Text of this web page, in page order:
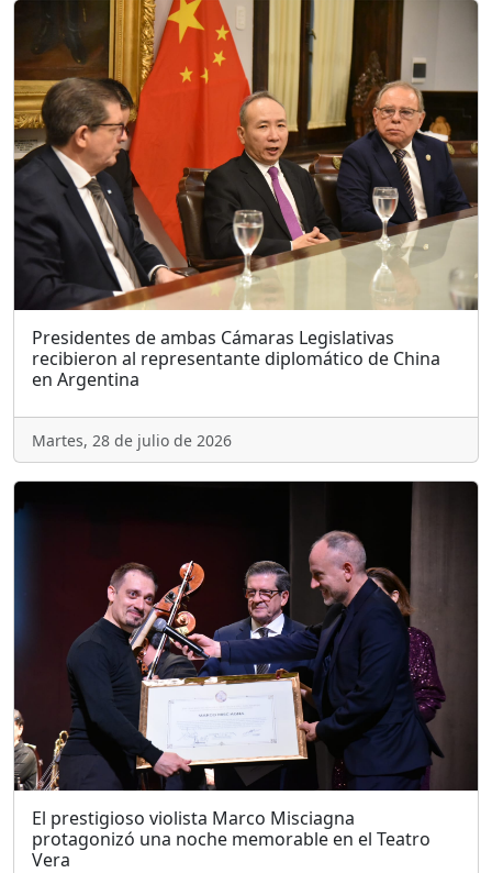
Presidentes de ambas Cámaras Legislativas
recibieron al representante diplomático de China
en Argentina
Martes, 28 de julio de 2026
El prestigioso violista Marco Misciagna
protagonizó una noche memorable en el Teatro
Vera